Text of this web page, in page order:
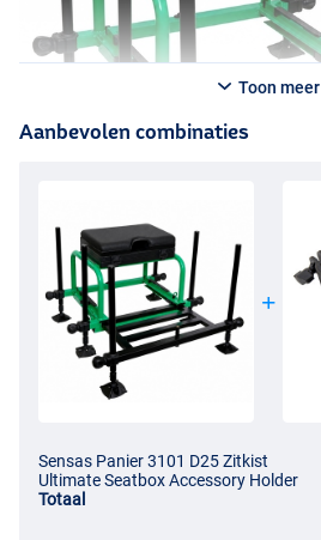
Toon meer
Aanbevolen combinaties
Sensas Panier 3101 D25 Zitkist
Ultimate Seatbox Accessory Holder
Totaal